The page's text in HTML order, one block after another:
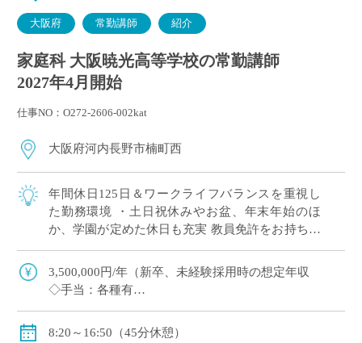
大阪府 常勤講師 紹介
家庭科 大阪暁光高等学校の常勤講師
2027年4月開始
仕事NO：O272-2606-002kat
大阪府河内長野市楠町西
年間休日125日＆ワークライフバランスを重視し
た勤務環境 ・土日祝休みやお盆、年末年始のほ
か、学園が定めた休日も充実 教員免許をお持ちの
実務経験が浅い方も歓迎します。 授業はも […]
3,500,000円/年（新卒、未経験採用時の想定年収
◇手当：各種有
◇保険：私学共済、雇用保険、労災保険
8:20～16:50（45分休憩）